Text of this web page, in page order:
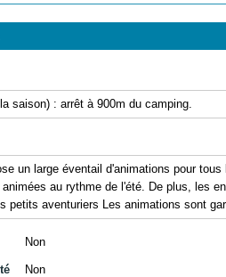
saison) : arrêt à 900m du camping.
un large éventail d'animations pour
au rythme de l'été. De plus, les
petits aventuriers Les animations sont
Non
Non